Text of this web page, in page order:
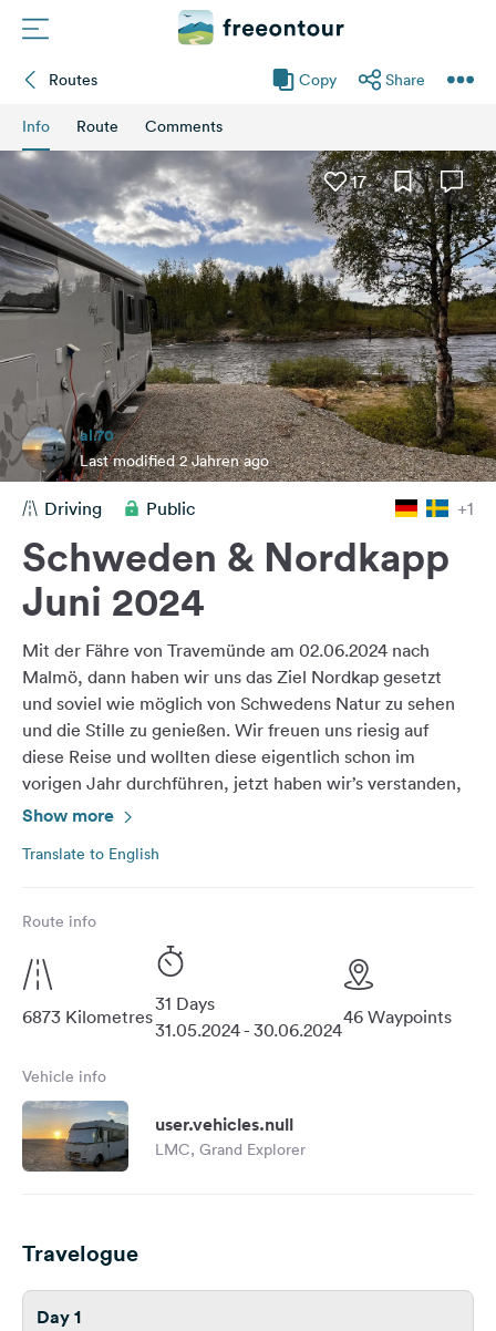
Campings
Magazine
Partners
Register
Login
Newsletter
&
Feedback
Language:
English
Follow
us
on
social
media
Instagram
Routes Copy Share
Info Route Comments
17
al.70
Last modified 2 Jahren ago
Driving Public +1
Schweden & Nordkapp
Juni 2024
Mit der Fähre von Travemünde am 02.06.2024 nach
Malmö, dann haben wir uns das Ziel Nordkap gesetzt
und soviel wie möglich von Schwedens Natur zu sehen
und die Stille zu genießen. Wir freuen uns riesig auf
diese Reise und wollten diese eigentlich schon im
vorigen Jahr durchführen, jetzt haben wir’s verstanden,
man darf nichts im Leben verschieben.
Show more
Translate to English
Route info
6873 Kilometres
31 Days
31.05.2024 - 30.06.2024
46 Waypoints
Vehicle info
user.vehicles.null
LMC, Grand Explorer
Travelogue
Day 1